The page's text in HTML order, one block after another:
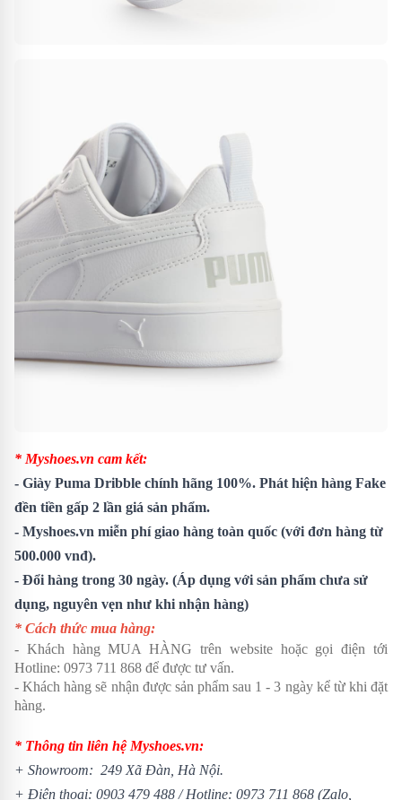
* Myshoes.vn cam kết:
- Giày Puma Dribble chính hãng 100%. Phát hiện hàng Fake
đền tiền gấp 2 lần giá sản phẩm.
- Myshoes.vn miễn phí giao hàng toàn quốc (với đơn hàng từ
500.000 vnđ).
- Đổi hàng trong 30 ngày. (Áp dụng với sản phẩm chưa sử
dụng, nguyên vẹn như khi nhận hàng)
* Cách thức mua hàng:
- Khách hàng MUA HÀNG trên website hoặc gọi điện tới
Hotline: 0973 711 868 để được tư vấn.
- Khách hàng sẽ nhận được sản phẩm sau 1 - 3 ngày kể từ khi đặt
hàng.
* Thông tin liên hệ Myshoes.vn:
+ Showroom: 249 Xã Đàn, Hà Nội.
+ Điện thoại: 0903 479 488 /Hotline: 0973 711 868 (Zalo,